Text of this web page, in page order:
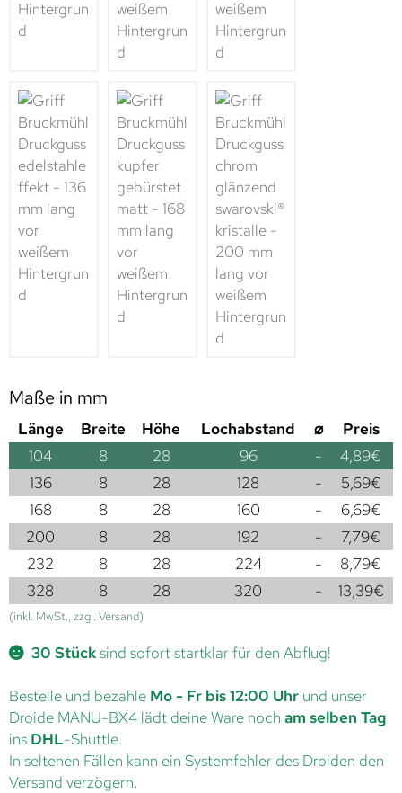
Maße in mm
Länge Breite Höhe Lochabstand ⌀
Preis
104
8 28 96 - 4,89€
136
8 28 128 - 5,69€
168
8 28 160 - 6,69€
200
8 28 192 - 7,79€
232
8 28 224 - 8,79€
328
8 28 320 - 13,39€
(inkl. MwSt., zzgl. Versand)
30 Stücksind sofort startklar für den Abflug!
Bestelle und bezahle Mo - Fr bis 12:00 Uhr und unser
Droide MANU-BX4 lädt deine Ware noch am selben Tag
ins DHL-Shuttle.
In seltenen Fällen kann ein Systemfehler des Droiden den
Versand verzögern.